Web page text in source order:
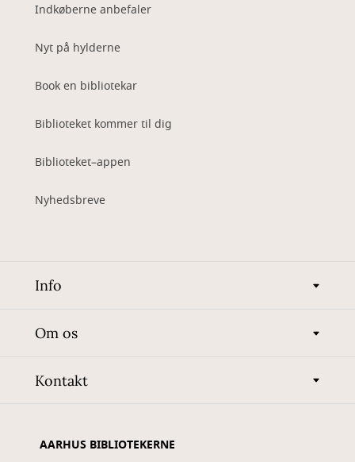
Indkøberne anbefaler
Nyt på hylderne
Book en bibliotekar
Biblioteket kommer til dig
Biblioteket–appen
Nyhedsbreve
Info
Om os
Kontakt
AARHUS BIBLIOTEKERNE